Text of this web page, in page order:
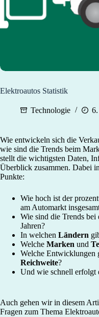
Elektroautos Statistik
Technologie
Wie entwickeln sich die
wie sind die Trends beim
stellt die wichtigsten Daten,
Überblick zusammen. Dabei
Punkte:
Wie hoch ist der
am Automarkt
Wie sind die Trends bei
Jahren?
In welchen Ländern
Welche Marken und
Welche Entwicklungen
Reichweite?
Und wie schnell erfolgt
Auch gehen wir in diesem
Fragen zum Thema